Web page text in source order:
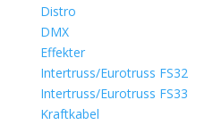
Distro
DMX
Effekter
Intertruss/Eurotruss FS32
Intertruss/Eurotruss FS33
Kraftkabel